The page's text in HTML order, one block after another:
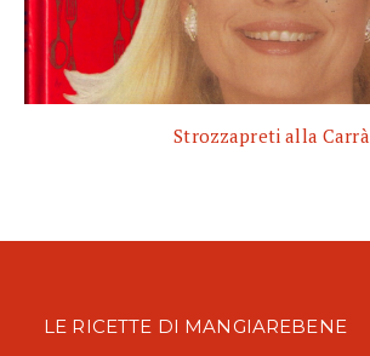
Strozzapreti alla Carrà
LE RICETTE DI MANGIAREBENE